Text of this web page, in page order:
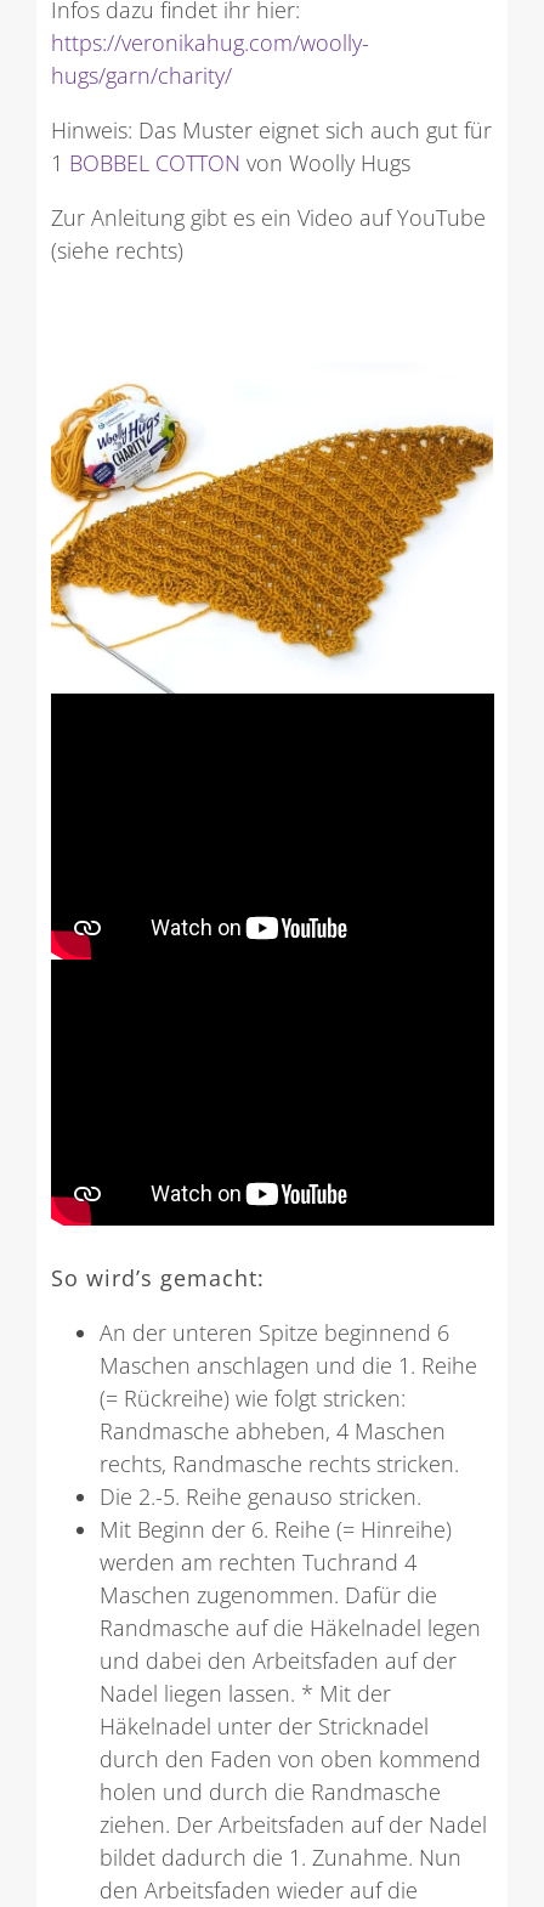
Infos dazu findet ihr hier:
https://veronikahug.com/woolly-
hugs/garn/charity/
Hinweis: Das Muster eignet sich auch gut für
1 BOBBEL COTTON von Woolly Hugs
Zur Anleitung gibt es ein Video auf YouTube
(siehe rechts)
So wird’s gemacht:
An der unteren Spitze beginnend 6
Maschen anschlagen und die 1. Reihe
(= Rückreihe) wie folgt stricken:
Randmasche abheben, 4 Maschen
rechts, Randmasche rechts stricken.
Die 2.-5. Reihe genauso stricken.
Mit Beginn der 6. Reihe (= Hinreihe)
werden am rechten Tuchrand 4
Maschen zugenommen. Dafür die
Randmasche auf die Häkelnadel legen
und dabei den Arbeitsfaden auf der
Nadel liegen lassen. * Mit der
Häkelnadel unter der Stricknadel
durch den Faden von oben kommend
holen und durch die Randmasche
ziehen. Der Arbeitsfaden auf der Nadel
bildet dadurch die 1. Zunahme. Nun
den Arbeitsfaden wieder auf die